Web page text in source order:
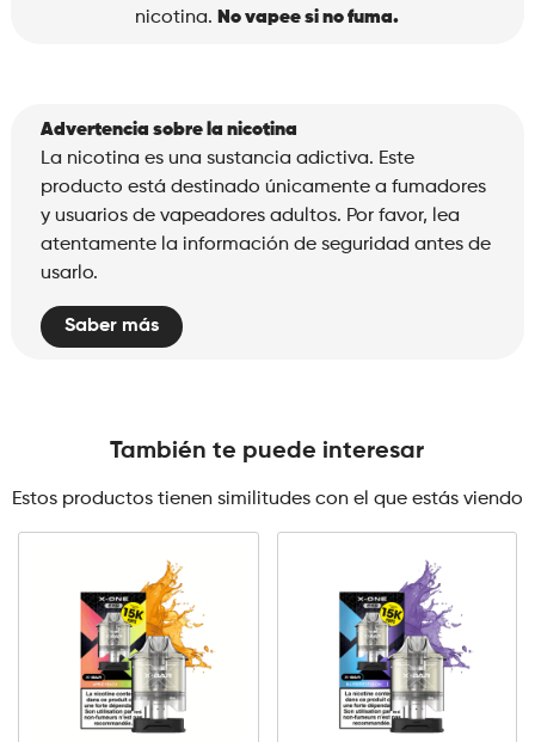
nicotina. No vapee si no fuma.
Advertencia sobre la nicotina
La nicotina es una sustancia adictiva. Este
producto está destinado únicamente a fumadores
y usuarios de vapeadores adultos. Por favor, lea
atentamente la información de seguridad antes de
usarlo.
Saber más
También te puede interesar
Estos productos tienen similitudes con el que estás viendo